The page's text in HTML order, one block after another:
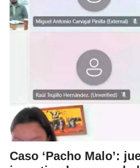
Caso ‘Pacho Malo’: